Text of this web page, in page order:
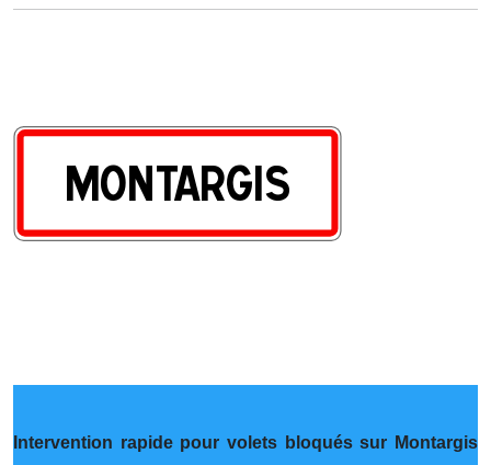
Intervention rapide pour volets bloqués sur Montargis